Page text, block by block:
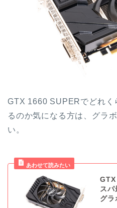
GTX 1660 SUPERでどれく
るのか気になる方は、グラ
い。
ス
グラ